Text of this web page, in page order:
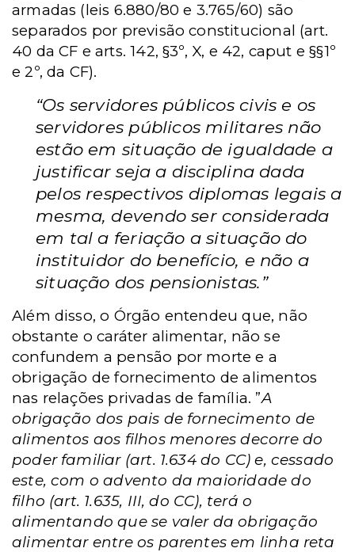
armadas (leis 6.880/80 e 3.765/60) são
separados por previsão constitucional (art.
40 da CF e arts. 142, §3º, X, e 42, caput e §§1º
e 2º, da CF).
“Os servidores públicos civis e os
servidores públicos militares não
estão em situação de igualdade a
justificar seja a disciplina dada
pelos respectivos diplomas legais a
mesma, devendo ser considerada
em tal a feriação a situação do
instituidor do benefício, e não a
situação dos pensionistas.”
Além disso, o Órgão entendeu que, não
obstante o caráter alimentar, não se
confundem a pensão por morte e a
obrigação de fornecimento de alimentos
nas relações privadas de família. ”A
obrigação dos pais de fornecimento de
alimentos aos filhos menores decorre do
poder familiar (art. 1.634 do CC) e, cessado
este, com o advento da maioridade do
filho (art. 1.635, III, do CC), terá o
alimentando que se valer da obrigação
alimentar entre os parentes em linha reta